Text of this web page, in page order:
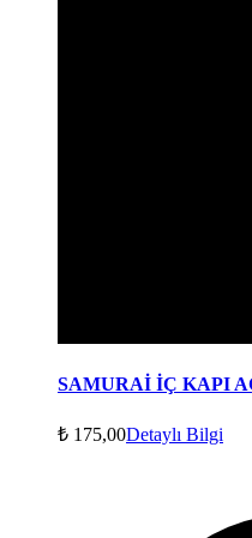
SAMURAİ İÇ KAPI
₺ 175,00Detaylı Bilgi